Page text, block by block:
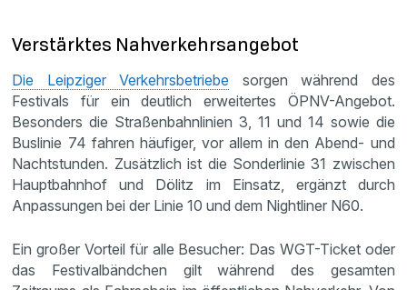
Verstärktes Nahverkehrsangebot
Die Leipziger Verkehrsbetriebe sorgen während des
Festivals für ein deutlich erweitertes ÖPNV-Angebot.
Besonders die Straßenbahnlinien 3, 11 und 14 sowie die
Buslinie 74 fahren häufiger, vor allem in den Abend- und
Nachtstunden. Zusätzlich ist die Sonderlinie 31 zwischen
Hauptbahnhof und Dölitz im Einsatz, ergänzt durch
Anpassungen bei der Linie 10 und dem Nightliner N60.
Ein großer Vorteil für alle Besucher: Das WGT-Ticket oder
das Festivalbändchen gilt während des gesamten